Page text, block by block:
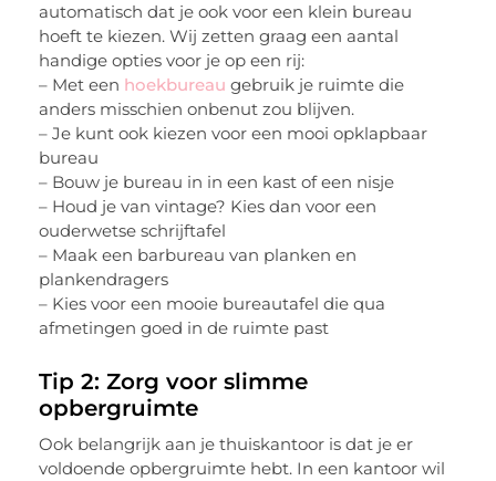
automatisch dat je ook voor een klein bureau
hoeft te kiezen. Wij zetten graag een aantal
handige opties voor je op een rij:
– Met een hoekbureau gebruik je ruimte die
anders misschien onbenut zou blijven.
– Je kunt ook kiezen voor een mooi opklapbaar
bureau
– Bouw je bureau in in een kast of een nisje
– Houd je van vintage? Kies dan voor een
ouderwetse schrijftafel
– Maak een barbureau van planken en
plankendragers
– Kies voor een mooie bureautafel die qua
afmetingen goed in de ruimte past
Tip 2: Zorg voor slimme
opbergruimte
Ook belangrijk aan je thuiskantoor is dat je er
voldoende opbergruimte hebt. In een kantoor wil